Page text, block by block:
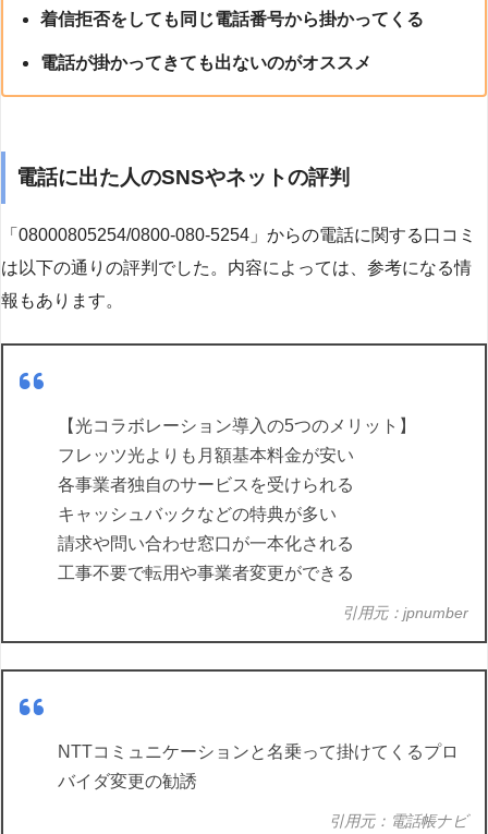
着信拒否をしても同じ電話番号から掛かってくる
電話が掛かってきても出ないのがオススメ
電話に出た人のSNSやネットの評判
「08000805254/0800-080-5254」からの電話に関する口コミ
は以下の通りの評判でした。内容によっては、参考になる情
報もあります。
【光コラボレーション導入の5つのメリット】
フレッツ光よりも月額基本料金が安い
各事業者独自のサービスを受けられる
キャッシュバックなどの特典が多い
請求や問い合わせ窓口が一本化される
工事不要で転用や事業者変更ができる
引用元：jpnumber
NTTコミュニケーションと名乗って掛けてくるプロ
バイダ変更の勧誘
引用元：電話帳ナビ